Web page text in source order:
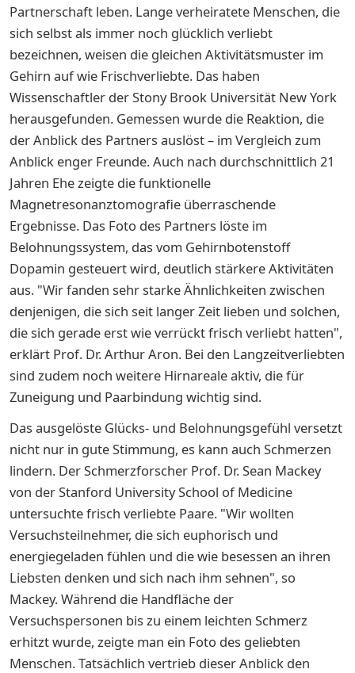
Partnerschaft leben. Lange verheiratete Menschen, die
sich selbst als immer noch glücklich verliebt
bezeichnen, weisen die gleichen Aktivitätsmuster im
Gehirn auf wie Frischverliebte. Das haben
Wissenschaftler der Stony Brook Universität New York
herausgefunden. Gemessen wurde die Reaktion, die
der Anblick des Partners auslöst – im Vergleich zum
Anblick enger Freunde. Auch nach durchschnittlich 21
Jahren Ehe zeigte die funktionelle
Magnetresonanztomografie überraschende
Ergebnisse. Das Foto des Partners löste im
Belohnungssystem, das vom Gehirnbotenstoff
Dopamin gesteuert wird, deutlich stärkere Aktivitäten
aus. "Wir fanden sehr starke Ähnlichkeiten zwischen
denjenigen, die sich seit langer Zeit lieben und solchen,
die sich gerade erst wie verrückt frisch verliebt hatten",
erklärt Prof. Dr. Arthur Aron. Bei den Langzeitverliebten
sind zudem noch weitere Hirnareale aktiv, die für
Zuneigung und Paarbindung wichtig sind.
Das ausgelöste Glücks- und Belohnungsgefühl versetzt
nicht nur in gute Stimmung, es kann auch Schmerzen
lindern. Der Schmerzforscher Prof. Dr. Sean Mackey
von der Stanford University School of Medicine
untersuchte frisch verliebte Paare. "Wir wollten
Versuchsteilnehmer, die sich euphorisch und
energiegeladen fühlen und die wie besessen an ihren
Liebsten denken und sich nach ihm sehnen", so
Mackey. Während die Handfläche der
Versuchspersonen bis zu einem leichten Schmerz
erhitzt wurde, zeigte man ein Foto des geliebten
Menschen. Tatsächlich vertrieb dieser Anblick den